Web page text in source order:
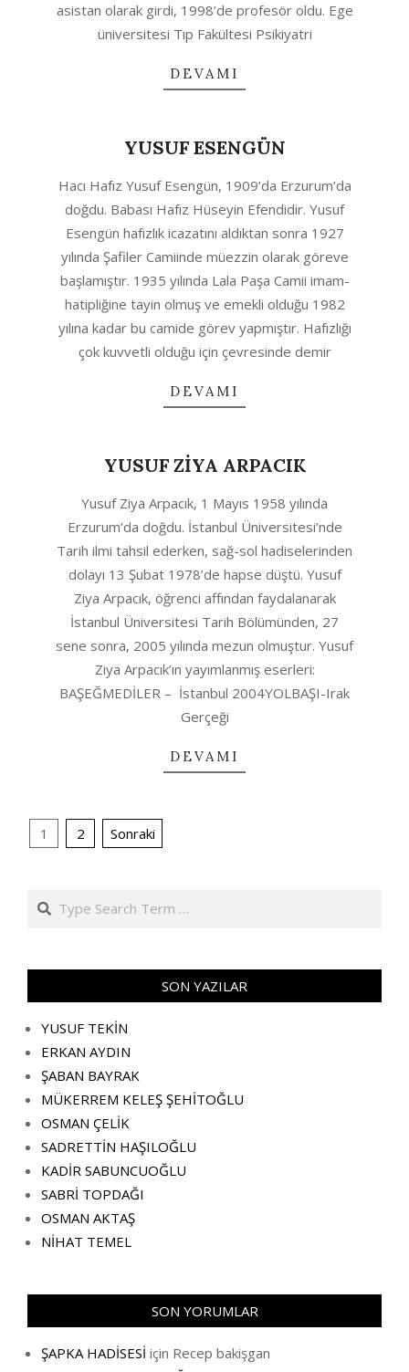
asistan olarak girdi, 1998’de profesör oldu. Ege
üniversitesi Tıp Fakültesi Psikiyatri
DEVAMI
YUSUF ESENGÜN
04-
23
Hacı Hafız Yusuf Esengün, 1909’da Erzurum’da
doğdu. Babası Hafız Hüseyin Efendidir. Yusuf
Esengün hafızlık icazatını aldıktan sonra 1927
yılında Şafiler Camiinde müezzin olarak göreve
başlamıştır. 1935 yılında Lala Paşa Camii imam-
hatipliğine tayin olmuş ve emekli olduğu 1982
yılına kadar bu camide görev yapmıştır. Hafızlığı
çok kuvvetli olduğu için çevresinde demir
DEVAMI
YUSUF ZİYA ARPACIK
23
Yusuf Ziya Arpacık, 1 Mayıs 1958 yılında
Erzurum’da doğdu. İstanbul Üniversitesi’nde
Tarih ilmi tahsil ederken, sağ-sol hadiselerinden
dolayı 13 Şubat 1978’de hapse düştü. Yusuf
Ziya Arpacık, öğrenci affından faydalanarak
İstanbul Üniversitesi Tarih Bölümünden, 27
sene sonra, 2005 yılında mezun olmuştur. Yusuf
Ziya Arpacık’ın yayımlanmış eserleri:
BAŞEĞMEDİLER – İstanbul 2004YOLBAŞI-Irak
Gerçeği
DEVAMI
YAZI
1 2 Sonraki
Search
SON YAZILAR
YUSUF TEKİN
ERKAN AYDIN
ŞABAN BAYRAK
MÜKERREM KELEŞ ŞEHİTOĞLU
OSMAN ÇELİK
SADRETTİN HAŞILOĞLU
KADİR SABUNCUOĞLU
SABRİ TOPDAĞI
OSMAN AKTAŞ
NİHAT TEMEL
SON YORUMLAR
ŞAPKA HADİSESİ için Recep bakişgan